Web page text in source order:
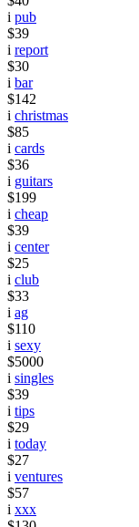
i pub
$39
i report
$30
i bar
$142
i christmas
$85
i cards
$36
i guitars
$199
i cheap
$39
i center
$25
i club
$33
i ag
$110
i sexy
$5000
i singles
$39
i tips
$29
i today
$27
i ventures
$57
i xxx